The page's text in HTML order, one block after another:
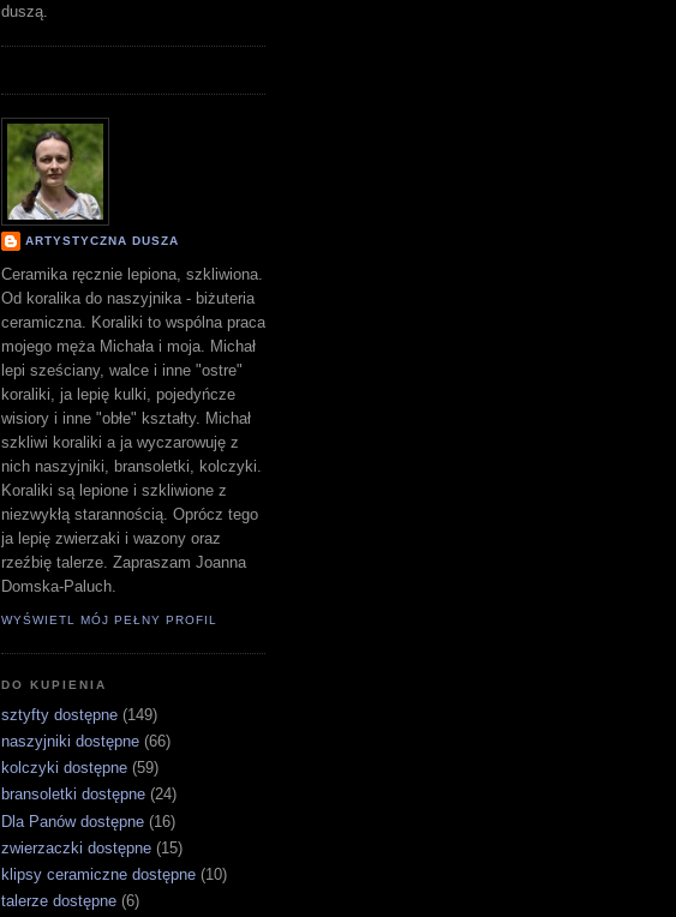
duszą.
ARTYSTYCZNA DUSZA
Ceramika ręcznie lepiona, szkliwiona.
Od koralika do naszyjnika - biżuteria
ceramiczna. Koraliki to wspólna praca
mojego męża Michała i moja. Michał
lepi sześciany, walce i inne "ostre"
koraliki, ja lepię kulki, pojedyńcze
wisiory i inne "obłe" kształty. Michał
szkliwi koraliki a ja wyczarowuję z
nich naszyjniki, bransoletki, kolczyki.
Koraliki są lepione i szkliwione z
niezwykłą starannością. Oprócz tego
ja lepię zwierzaki i wazony oraz
rzeźbię talerze. Zapraszam Joanna
Domska-Paluch.
WYŚWIETL MÓJ PEŁNY PROFIL
DO KUPIENIA
sztyfty dostępne (149)
naszyjniki dostępne (66)
kolczyki dostępne (59)
bransoletki dostępne (24)
Dla Panów dostępne (16)
zwierzaczki dostępne (15)
klipsy ceramiczne dostępne (10)
talerze dostępne (6)